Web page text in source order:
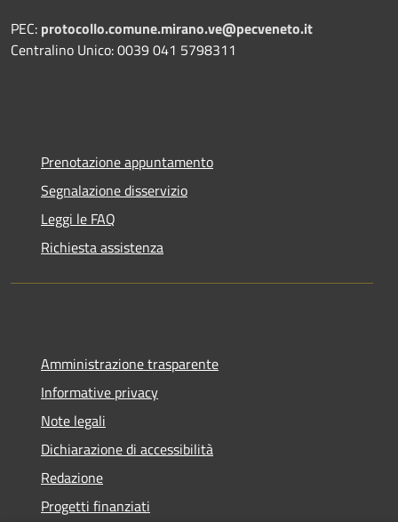
PEC: protocollo.comune.mirano.ve@pecveneto.it
Centralino Unico: 0039 041 5798311
Prenotazione appuntamento
Segnalazione disservizio
Leggi le FAQ
Richiesta assistenza
Amministrazione trasparente
Informative privacy
Note legali
Dichiarazione di accessibilità
Redazione
Progetti finanziati